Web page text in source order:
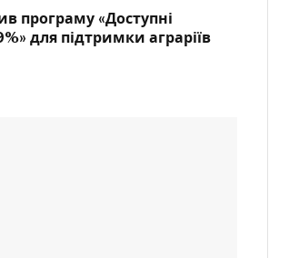
програму «Доступні
для підтримки аграріїв